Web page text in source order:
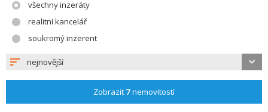
všechny inzeráty
realitní kancelář
soukromý inzerent
nejnovější
Zobrazit 7nemovitostí